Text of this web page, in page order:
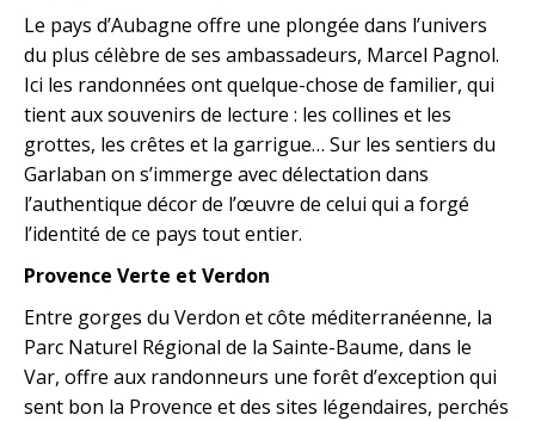
Le pays d’Aubagne offre une plongée dans l’univers
du plus célèbre de ses ambassadeurs, Marcel Pagnol.
Ici les randonnées ont quelque-chose de familier, qui
tient aux souvenirs de lecture : les collines et les
grottes, les crêtes et la garrigue… Sur les sentiers du
Garlaban on s’immerge avec délectation dans
l’authentique décor de l’œuvre de celui qui a forgé
l’identité de ce pays tout entier.
Provence Verte et Verdon
Entre gorges du Verdon et côte méditerranéenne, la
Parc Naturel Régional de la Sainte-Baume, dans le
Var, offre aux randonneurs une forêt d’exception qui
sent bon la Provence et des sites légendaires, perchés